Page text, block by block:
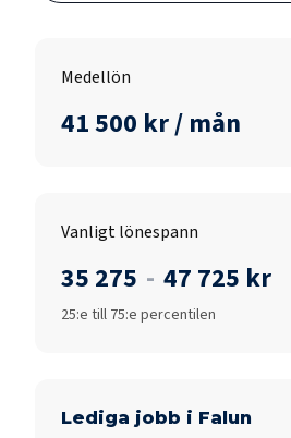
Medellön
41 500 kr / mån
Vanligt lönespann
35 275 - 47 725 kr
25:e till 75:e percentilen
Lediga jobb i Falun